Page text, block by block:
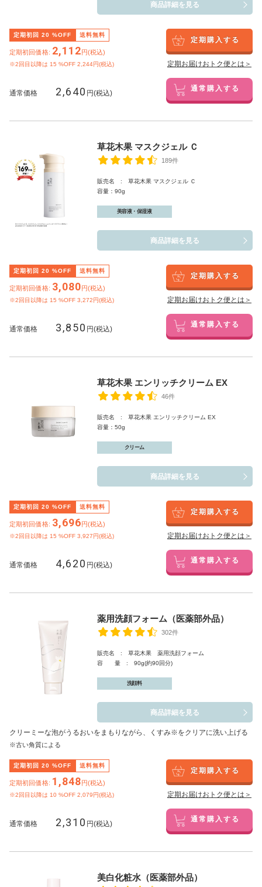
商品詳細を見る
定期初回 20 %OFF 送料無料
定期初回価格: 2,112円(税込)
※2回目以降は 15 %OFF 2,244円(税込)
定期購入する
定期お届けおトク便とは＞
通常価格 2,640 円(税込) 通常購入する
草花木果 マスクジェル Ｃ
189件
販売名 : 草花木果 マスクジェル Ｃ
容量：90g
美容液・保湿液
商品詳細を見る
定期初回 20 %OFF 送料無料
定期初回価格: 3,080円(税込)
※2回目以降は 15 %OFF 3,272円(税込)
定期購入する
定期お届けおトク便とは＞
通常価格 3,850 円(税込) 通常購入する
草花木果 エンリッチクリーム EX
46件
販売名 : 草花木果 エンリッチクリーム EX
容量：50g
クリーム
商品詳細を見る
定期初回 20 %OFF 送料無料
定期初回価格: 3,696円(税込)
※2回目以降は 15 %OFF 3,927円(税込)
定期購入する
定期お届けおトク便とは＞
通常価格 4,620 円(税込) 通常購入する
薬用洗顔フォーム（医薬部外品）
302件
販売名 : 草花木果 薬用洗顔フォーム
容 量 : 90g(約90回分)
洗顔料
商品詳細を見る
クリーミーな泡がうるおいをまもりながら、くすみ※をクリアに洗い上げる
※古い角質による
定期初回 20 %OFF 送料無料
定期初回価格: 1,848円(税込)
※2回目以降は 10 %OFF 2,079円(税込)
定期購入する
定期お届けおトク便とは＞
通常価格 2,310 円(税込) 通常購入する
美白化粧水（医薬部外品）